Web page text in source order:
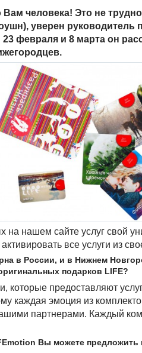
человека! Это не
уверен руководитель
февраля и 8 марта он
на нашем сайте услуг свой
все услуги из
в России, и в Нижнем
подарков LIFE?
которые предоставляют
каждая эмоция из
партнерами. Каждый
Вы можете предложить